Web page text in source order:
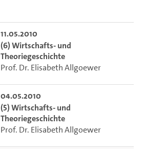
11.05.2010
(6) Wirtschafts- und
Theoriegeschichte
Prof. Dr. Elisabeth Allgoewer
04.05.2010
(5) Wirtschafts- und
Theoriegeschichte
Prof. Dr. Elisabeth Allgoewer